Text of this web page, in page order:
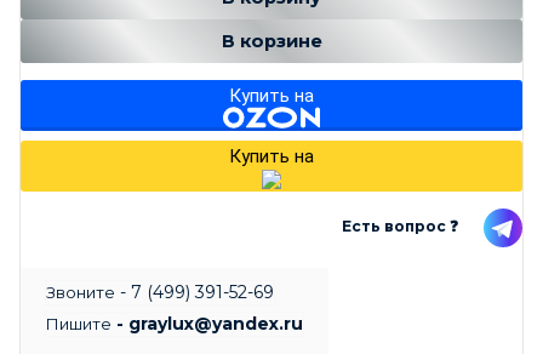
В корзине
Купить на
Купить на
Есть вопрос ❓
Звоните - 7 (499) 391-52-69
Пишите - graylux@yandex.ru